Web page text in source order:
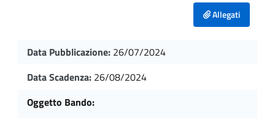
Allegati
Data Pubblicazione: 26/07/2024
Data Scadenza: 26/08/2024
Oggetto Bando: